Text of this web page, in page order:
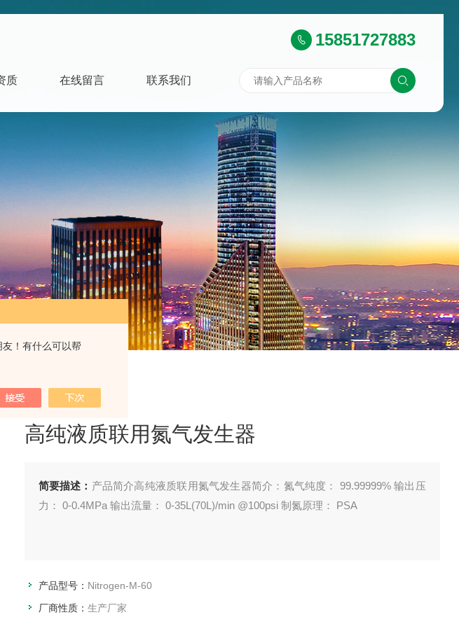
！有什么可以帮
15851727883
质 在线留言 联系我们
高纯液质联用氮气发生器
简要描述： 产品简介高纯液质联用氮气发生器简介：氮气纯度： 99.99999% 输出压
力： 0-0.4MPa 输出流量： 0-35L(70L)/min @100psi 制氮原理： PSA
产品型号： Nitrogen-M-60
厂商性质： 生产厂家